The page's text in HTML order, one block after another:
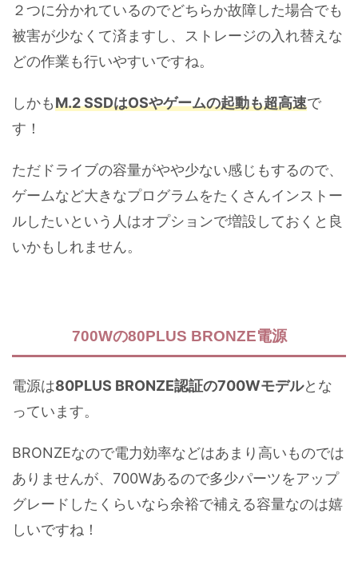
２つに分かれているのでどちらか故障した場合でも
被害が少なくて済ますし、ストレージの入れ替えな
どの作業も行いやすいですね。
しかもM.2 SSDはOSやゲームの起動も超高速で
す！
ただドライブの容量がやや少ない感じもするので、
ゲームなど大きなプログラムをたくさんインストー
ルしたいという人はオプションで増設しておくと良
いかもしれません。
700Wの80PLUS BRONZE電源
電源は80PLUS BRONZE認証の700Wモデルとな
っています。
BRONZEなので電力効率などはあまり高いものでは
ありませんが、700Wあるので多少パーツをアップ
グレードしたくらいなら余裕で補える容量なのは嬉
しいですね！